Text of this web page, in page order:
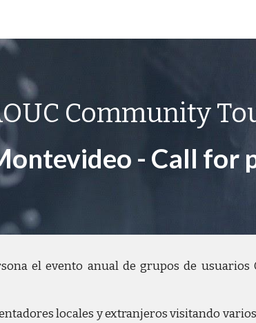
Community
- Call for
el evento anual de grupos de
locales y extranjeros visitando